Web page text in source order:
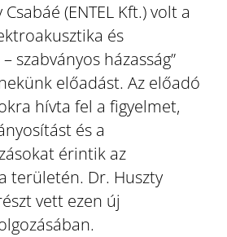
(ENTEL Kft.) volt a
és
szabványos házasság”
előadást. Az előadó
hívta fel a figyelmet,
és a
érintik az
területén. Dr. Huszty
vett ezen új